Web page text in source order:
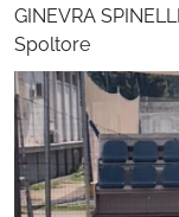
GINEVRA
Spoltore